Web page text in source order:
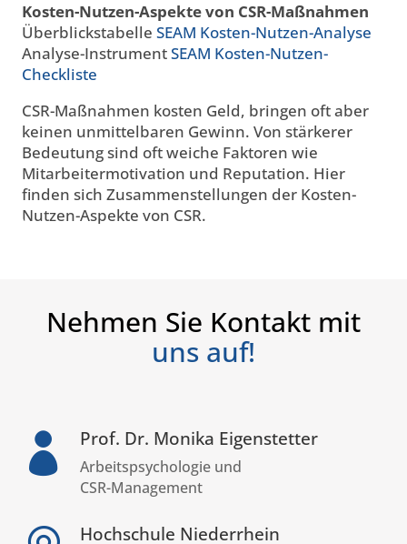
Kosten-Nutzen-Aspekte von CSR-Maßnahmen
Überblickstabelle SEAM Kosten-Nutzen-Analyse
Analyse-InstrumentSEAM Kosten-Nutzen-
Checkliste
CSR-Maßnahmen kosten Geld, bringen oft aber
keinen unmittelbaren Gewinn. Von stärkerer
Bedeutung sind oft weiche Faktoren wie
Mitarbeitermotivation und Reputation. Hier
finden sich Zusammenstellungen der Kosten-
Nutzen-Aspekte von CSR.
Nehmen Sie Kontakt mit
uns auf!
 Prof. Dr. Monika Eigenstetter
Arbeitspsychologie und
CSR-Management
Hochschule Niederrhein